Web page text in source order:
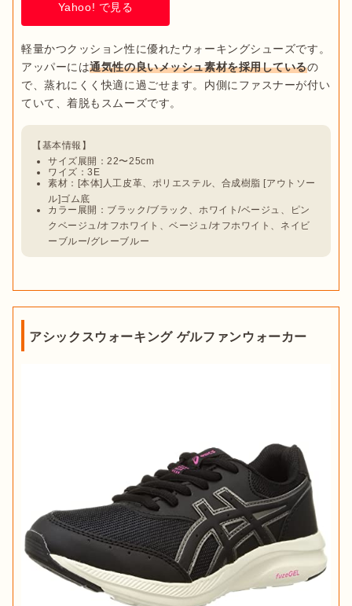
Yahoo! で見る
軽量かつクッション性に優れたウォーキングシューズです。
アッパーには通気性の良いメッシュ素材を採用しているの
で、蒸れにくく快適に過ごせます。内側にファスナーが付い
サイズ展開：22〜25cm
ワイズ：3E
素材：[本体]人工皮革、ポリエステル、合成樹脂 [アウトソー
ル]ゴム底
カラー展開：ブラック/ブラック、ホワイト/ベージュ、ピン
クベージュ/オフホワイト、ベージュ/オフホワイト、ネイビ
ーブルー/グレーブルー
アシックスウォーキング ゲルファンウォーカー